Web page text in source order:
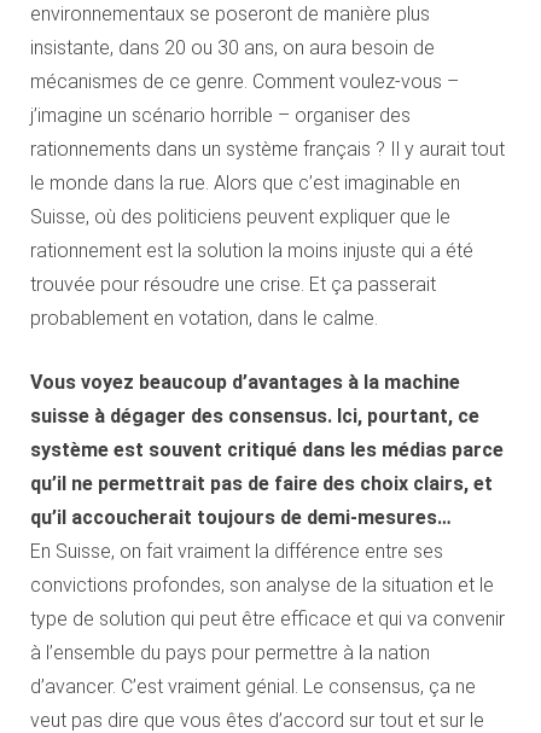
environnementaux se poseront de manière plus
insistante, dans 20 ou 30 ans, on aura besoin de
mécanismes de ce genre. Comment voulez-vous –
j’imagine un scénario horrible – organiser des
rationnements dans un système français ? Il y aurait tout
le monde dans la rue. Alors que c’est imaginable en
Suisse, où des politiciens peuvent expliquer que le
rationnement est la solution la moins injuste qui a été
trouvée pour résoudre une crise. Et ça passerait
probablement en votation, dans le calme.
Vous voyez beaucoup d’avantages à la machine
suisse à dégager des consensus. Ici, pourtant, ce
système est souvent critiqué dans les médias parce
qu’il ne permettrait pas de faire des choix clairs, et
qu’il accoucherait toujours de demi-mesures…
En Suisse, on fait vraiment la différence entre ses
convictions profondes, son analyse de la situation et le
type de solution qui peut être efficace et qui va convenir
à l’ensemble du pays pour permettre à la nation
d’avancer. C’est vraiment génial. Le consensus, ça ne
veut pas dire que vous êtes d’accord sur tout et sur le